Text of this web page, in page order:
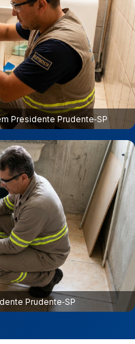
Presidente Prudente‑SP
Prudente‑SP